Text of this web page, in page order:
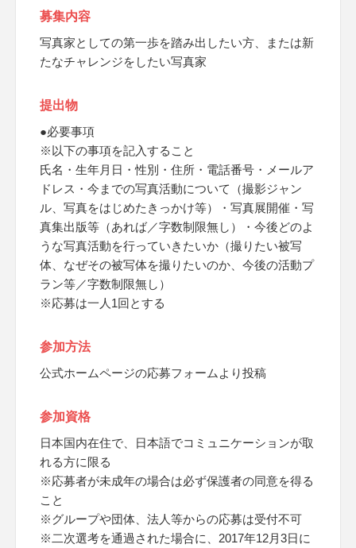
募集内容
写真家としての第一歩を踏み出したい方、または新
たなチャレンジをしたい写真家
提出物
●必要事項
※以下の事項を記入すること
氏名・生年月日・性別・住所・電話番号・メールア
ドレス・今までの写真活動について（撮影ジャン
ル、写真をはじめたきっかけ等）・写真展開催・写
真集出版等（あれば／字数制限無し）・今後どのよ
うな写真活動を行っていきたいか（撮りたい被写
体、なぜその被写体を撮りたいのか、今後の活動プ
ラン等／字数制限無し）
※応募は一人1回とする
参加方法
公式ホームページの応募フォームより投稿
参加資格
日本国内在住で、日本語でコミュニケーションが取
れる方に限る
※応募者が未成年の場合は必ず保護者の同意を得る
こと
※グループや団体、法人等からの応募は受付不可
※二次選考を通過された場合に、2017年12月3日に